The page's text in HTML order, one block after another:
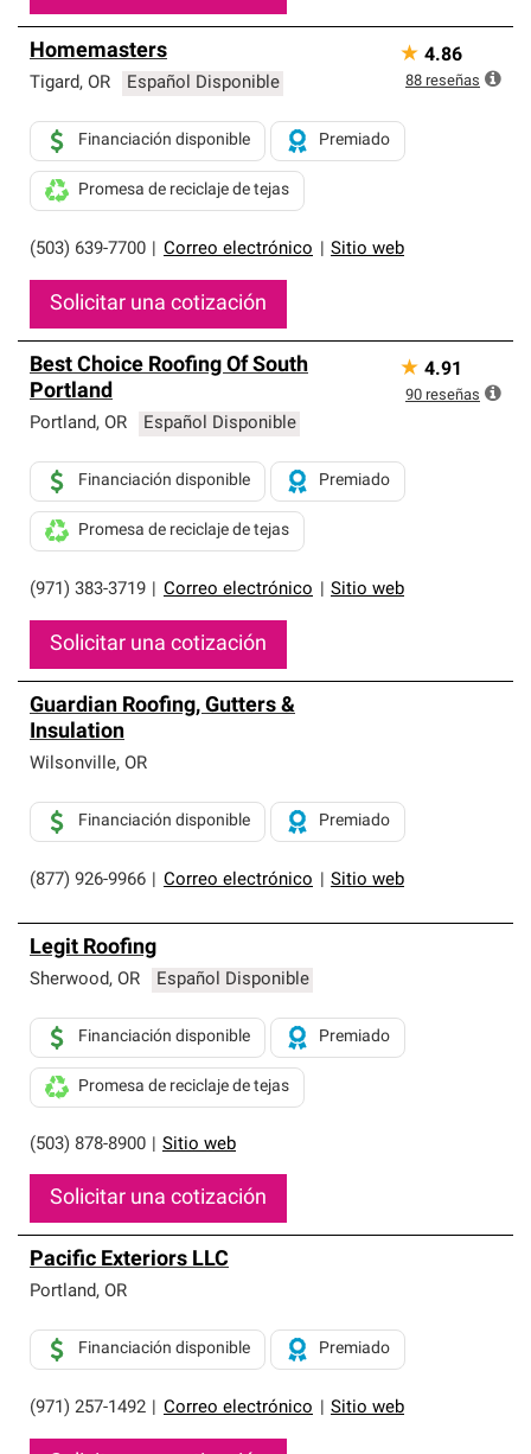
Homemasters
Tigard, OR Español Disponible
(503) 639-7700 Correo electrónico Sitio web
Financiación disponible Premiado
Promesa de reciclaje de tejas
Solicitar una cotización
★ 4.86
88 reseñas
Best Choice Roofing Of South
Portland
Portland, OR Español Disponible
(971) 383-3719 Correo electrónico Sitio web
Financiación disponible Premiado
Promesa de reciclaje de tejas
Solicitar una cotización
★ 4.91
90 reseñas
Guardian Roofing, Gutters &
Insulation
Wilsonville, OR
(877) 926-9966 Correo electrónico Sitio web
Financiación disponible Premiado
Legit Roofing
Sherwood, OR Español Disponible
(503) 878-8900 Sitio web
Financiación disponible Premiado
Promesa de reciclaje de tejas
Solicitar una cotización
Pacific Exteriors LLC
Portland, OR
(971) 257-1492 Correo electrónico Sitio web
Financiación disponible Premiado